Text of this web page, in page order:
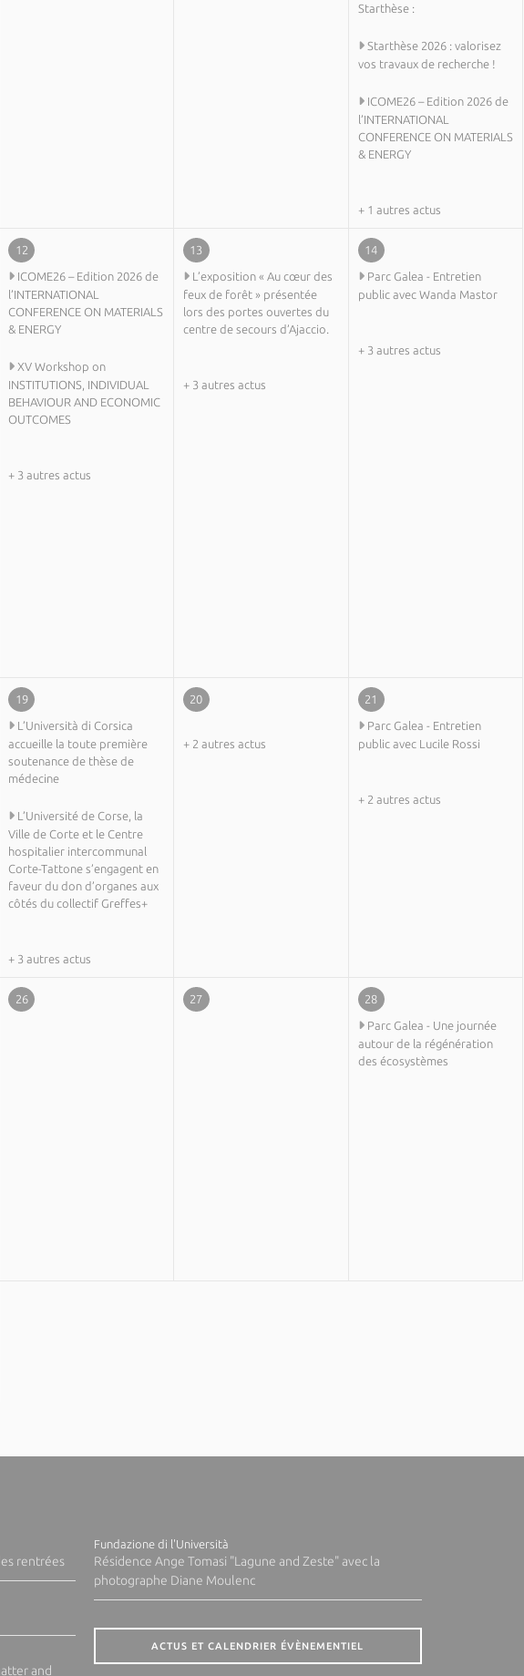
Starthèse :
Starthèse 2026 : valorisez
vos travaux de recherche !
ICOME26 – Edition 2026 de
l’INTERNATIONAL
CONFERENCE ON MATERIALS
& ENERGY
+ 1 autres actus
12
ICOME26 – Edition 2026 de
l’INTERNATIONAL
CONFERENCE ON MATERIALS
& ENERGY
XV Workshop on
INSTITUTIONS, INDIVIDUAL
BEHAVIOUR AND ECONOMIC
OUTCOMES
+ 3 autres actus
13
L’exposition « Au cœur des
feux de forêt » présentée
lors des portes ouvertes du
centre de secours d’Ajaccio.
+ 3 autres actus
14
Parc Galea - Entretien
public avec Wanda Mastor
+ 3 autres actus
19
L’Università di Corsica
accueille la toute première
soutenance de thèse de
médecine
L’Université de Corse, la
Ville de Corte et le Centre
hospitalier intercommunal
Corte-Tattone s’engagent en
faveur du don d’organes aux
côtés du collectif Greffes+
+ 3 autres actus
20
+ 2 autres actus
21
Parc Galea - Entretien
public avec Lucile Rossi
+ 2 autres actus
26 27
28
Parc Galea - Une journée
autour de la régénération
des écosystèmes
rentrées
and
Fundazione di l'Università
Résidence Ange Tomasi "Lagune and Zeste" avec la
photographe Diane Moulenc
ACTUS ET CALENDRIER ÉVÈNEMENTIEL